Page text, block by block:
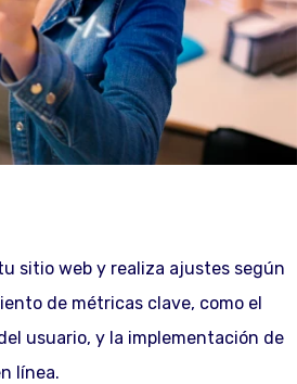
sitio web y realiza ajustes según
de métricas clave, como el
usuario, y la implementación de
línea.